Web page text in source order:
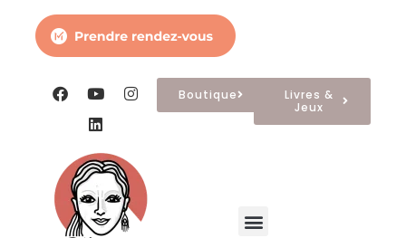
Boutique
Livres &
Jeux